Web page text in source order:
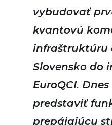
vybudovať
kvantovú
infraštruktúru
Slovensko do
EuroQCI.
predstaviť
prepájajúcu